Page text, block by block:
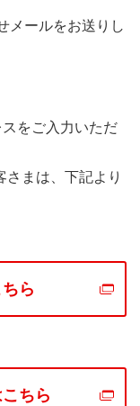
一部入金
ボタンを
メールをお送りし
をご入力いただ
まは、下記より
ら
ちら